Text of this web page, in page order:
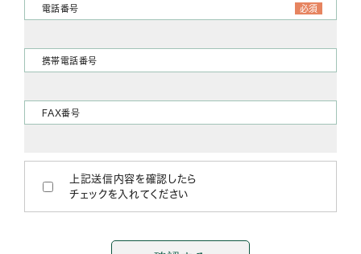
電話番号 必須
携帯電話番号
FAX番号
上記送信内容を確認したら
チェックを入れてください